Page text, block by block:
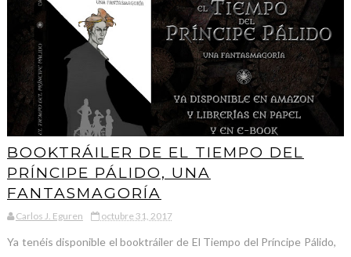
BOOKTRÁILER DE EL TIEMPO DEL
PRÍNCIPE PÁLIDO, UNA
FANTASMAGORÍA
Carlos J. Eguren octubre 31, 2017
Ya tenéis disponible el booktráiler de El Tiempo del Príncipe Pálido,